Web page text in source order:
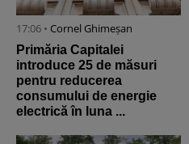
17:06 • Cornel Ghimeșan
Primăria Capitalei
introduce 25 de măsuri
pentru reducerea
consumului de energie
electrică în luna ...